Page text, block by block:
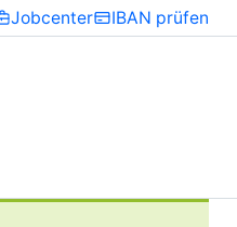
Jobcenter IBAN prüfen